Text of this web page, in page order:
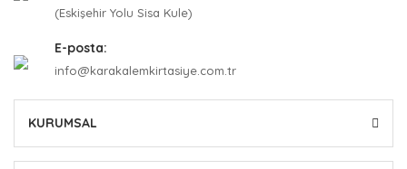
(Eskişehir Yolu Sisa Kule)
E-posta:
info@karakalemkirtasiye.com.tr
KURUMSAL